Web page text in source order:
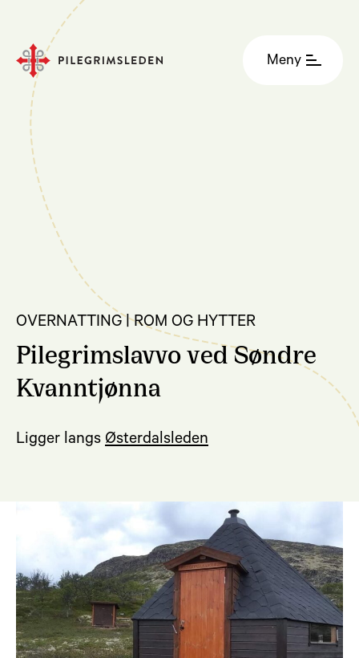
Meny
OVERNATTING | ROM OG HYTTER
Pilegrimslavvo ved Søndre
Kvanntjønna
Ligger langs Østerdalsleden